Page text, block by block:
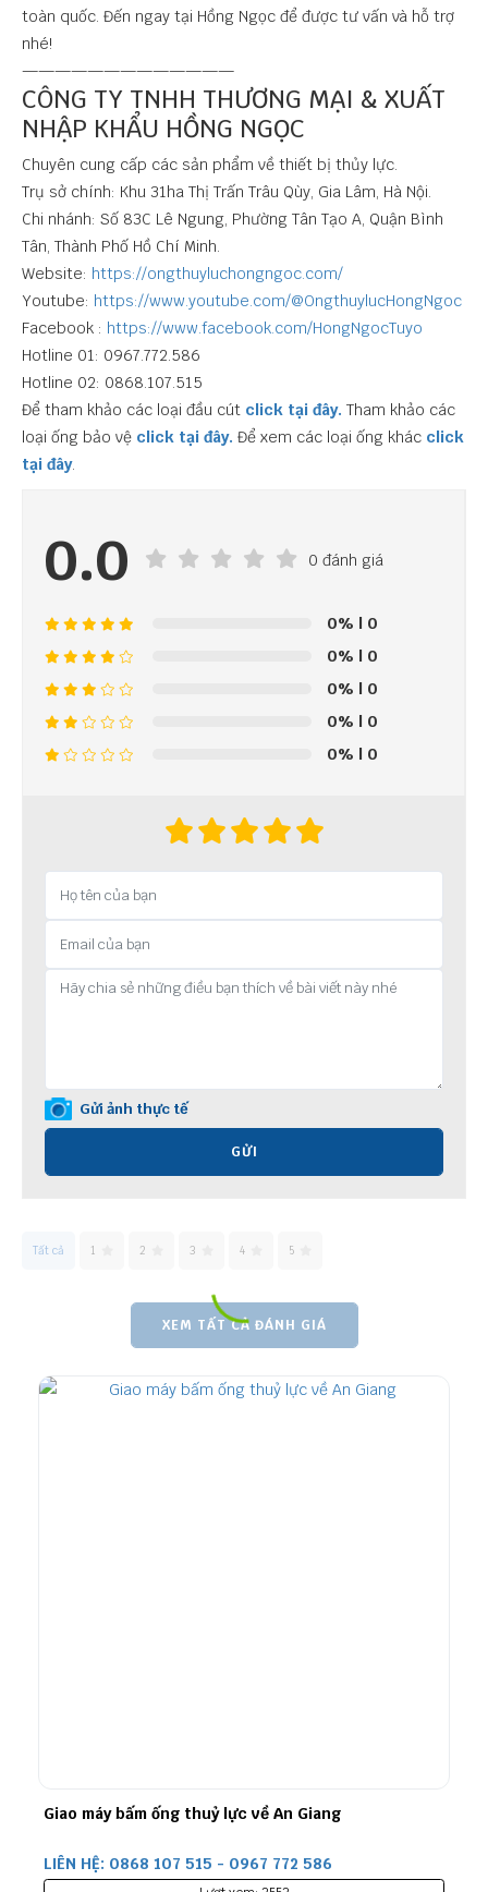
toàn quốc. Đến ngay tại Hồng Ngọc để được tư vấn và hỗ trợ
nhé!
—————————————
CÔNG TY TNHH THƯƠNG MẠI & XUẤT
NHẬP KHẨU HỒNG NGỌC
Chuyên cung cấp các sản phẩm về thiết bị thủy lực.
Trụ sở chính: Khu 31ha Thị Trấn Trâu Qùy, Gia Lâm, Hà Nội.
Chi nhánh: Số 83C Lê Ngung, Phường Tân Tạo A, Quận Bình
Tân, Thành Phố Hồ Chí Minh.
Website: https://ongthuyluchongngoc.com/
Youtube: https://www.youtube.com/@OngthuylucHongNgoc
Facebook : https://www.facebook.com/HongNgocTuyo
Hotline 01: 0967.772.586
Hotline 02: 0868.107.515
Để tham khảo các loại đầu cút click tại đây. Tham khảo các
loại ống bảo vệ click tại đây. Để xem các loại ống khác click
tại đây.
0.0 0 đánh giá
0% | 0
0% | 0
0% | 0
0% | 0
0% | 0
Gửi ảnh thực tế
GỬI
Tất cả 1 2 3 4 5
XEM TẤT CẢ ĐÁNH GIÁ
Giao máy bấm ống thuỷ lực về An Giang
LIÊN HỆ: 0868 107 515 - 0967 772 586